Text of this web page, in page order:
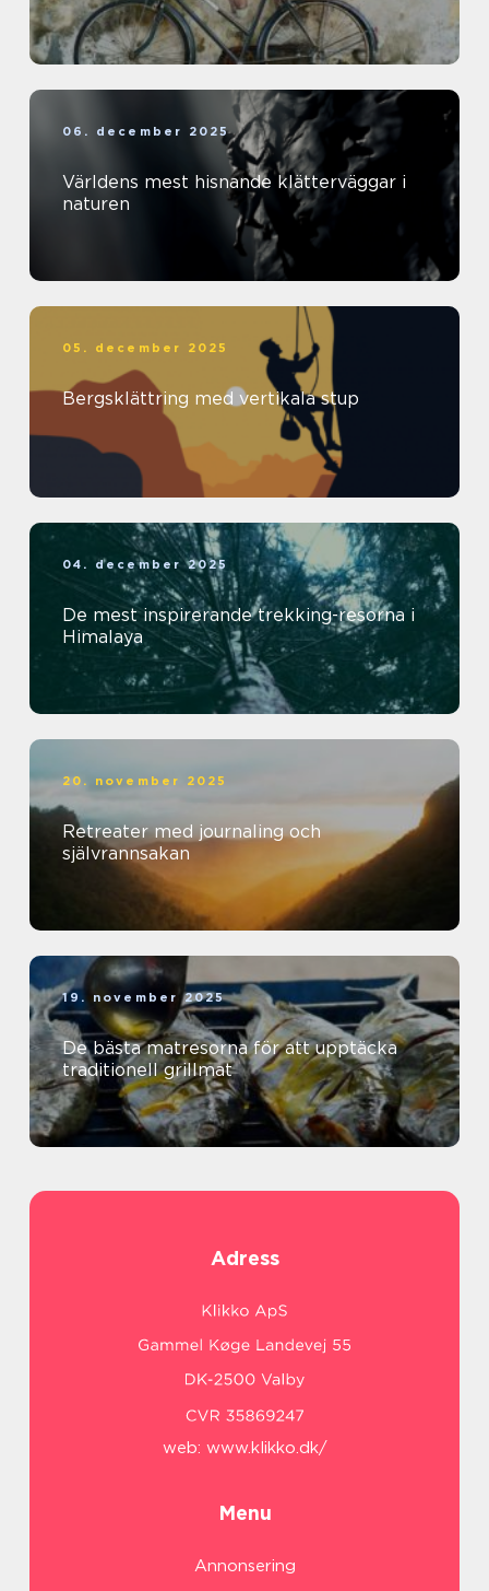
06. december 2025
Världens mest hisnande klätterväggar i
naturen
05. december 2025
Bergsklättring med vertikala stup
04. december 2025
De mest inspirerande trekking-resorna i
Himalaya
20. november 2025
Retreater med journaling och
självrannsakan
19. november 2025
De bästa matresorna för att upptäcka
traditionell grillmat
Adress
web: www.klikko.dk/
Menu
Annonsering